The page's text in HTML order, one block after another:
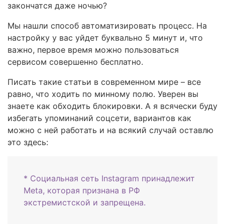
закончатся даже ночью?
Мы нашли способ автоматизировать процесс. На
настройку у вас уйдет буквально 5 минут и, что
важно, первое время можно пользоваться
сервисом совершенно бесплатно.
Писать такие статьи в современном мире – все
равно, что ходить по минному полю. Уверен вы
знаете как обходить блокировки. А я всячески буду
избегать упоминаний соцсети, вариантов как
можно с ней работать и на всякий случай оставлю
это здесь:
* Социальная сеть Instagram принадлежит
Meta, которая признана в РФ
экстремистской и запрещена.